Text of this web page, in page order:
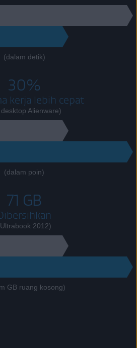
(dalam detik)
30%
kerja lebih cepat
Alienware)
(dalam poin)
71 GB
2012)
GB ruang kosong)